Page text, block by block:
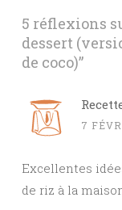
5 réflexions
dessert
de coco)”
7
Excellentes
de riz à la